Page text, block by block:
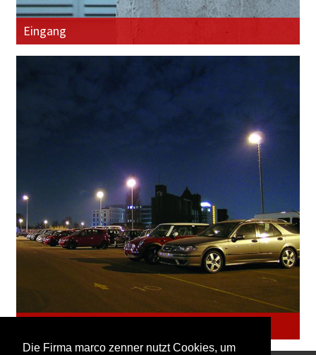
Die Firma marco zenner nutzt Cookies, um
Eingang